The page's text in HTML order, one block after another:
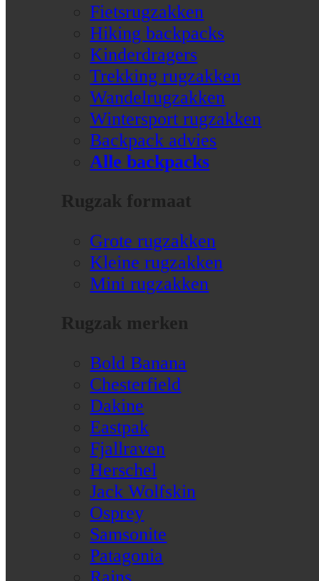
Fietsrugzakken
Hiking backpacks
Kinderdragers
Trekking rugzakken
Wandelrugzakken
Wintersport rugzakken
Backpack advies
Alle backpacks
Rugzak formaat
Grote rugzakken
Kleine rugzakken
Mini rugzakken
Rugzak merken
Bold Banana
Chesterfield
Dakine
Eastpak
Fjallraven
Herschel
Jack Wolfskin
Osprey
Samsonite
Patagonia